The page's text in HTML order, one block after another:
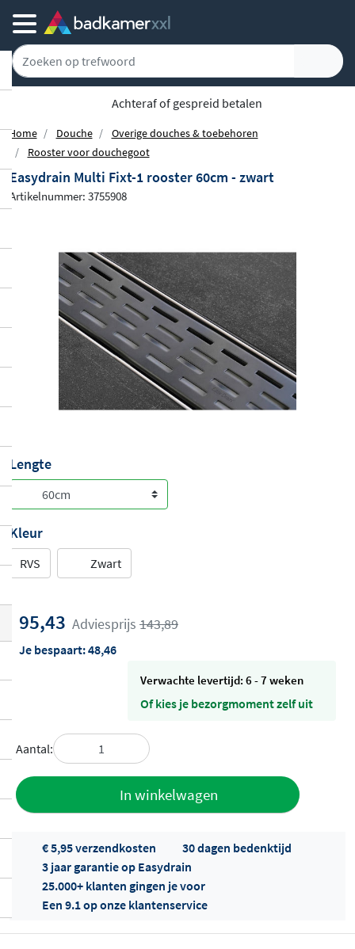
Gratis bezorgd vanaf 100,-
Home Douche
Overige douches & toebehoren
Rooster voor douchegoot
Easydrain Multi Fixt-1 rooster 60cm - zwart
Artikelnummer: 3755908
Lengte
Kleur
RVS Zwart
95,43 Adviesprijs 143,89
Je bespaart:48,46
Verwachte levertijd: 6 - 7 weken
Of kies je bezorgmoment zelf uit
Aantal:
In winkelwagen
€ 5,95 verzendkosten
30 dagen bedenktijd
3 jaar garantie op Easydrain
25.000+ klanten gingen je voor
Een 9.1 op onze klantenservice